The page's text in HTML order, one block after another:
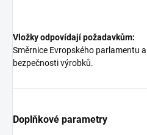
Vložky odpovídají požadavkům:
Směrnice Evropského parlamentu
bezpečnosti výrobků.
Doplňkové parametry